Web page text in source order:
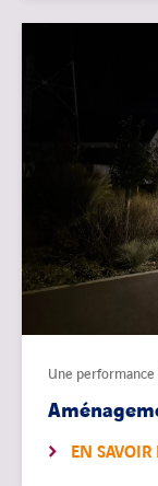
Une
EN SAVOIR